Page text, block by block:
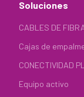
Soluciones
CABLES DE
Cajas de
CONECTIVIDAD
Equipo activo